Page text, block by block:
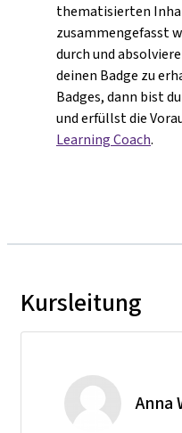
thematisierten
zusammengefasst
durch und
deinen Badge zu
Badges, dann bist
und erfüllst die
Learning Coach.
Kursleitung
Anna